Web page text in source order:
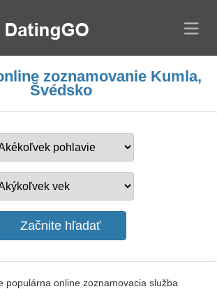
zoznamovanie Kumla,
Švédsko
populárna online zoznamovacia služba